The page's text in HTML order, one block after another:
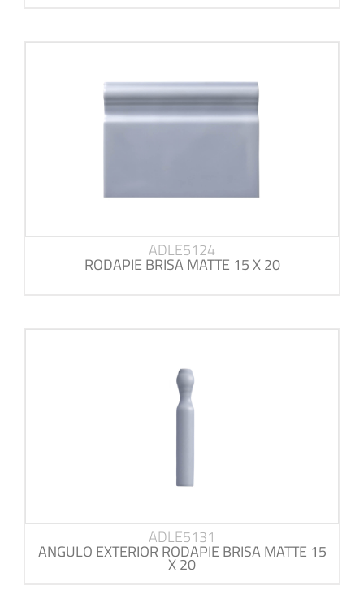
ADLE5124
RODAPIE BRISA MATTE 15 X 20
ADLE5131
ANGULO EXTERIOR RODAPIE BRISA MATTE 15
X 20